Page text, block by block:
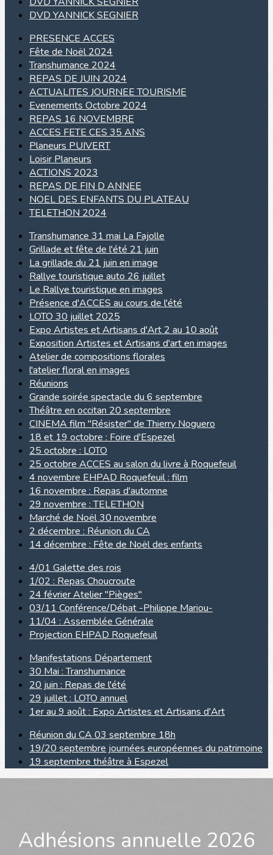
DVD YANNICK SEGNIER
PRESENCE ACCES
Fête de Noël 2024
Transhumance 2024
REPAS DE JUIN 2024
ACTUALITES JOURNEE TOURISME
Evenements Octobre 2024
REPAS 16 NOVEMBRE
ACCES FETE CES 35 ANS
Planeurs PUIVERT
Loisir Planeurs
ACTIONS 2023
REPAS DE FIN D ANNEE
NOEL DES ENFANTS DU PLATEAU
TELETHON 2024
Transhumance 31 mai La Fajolle
Grillade et fête de l'été 21 juin
La grillade du 21 juin en image
Rallye touristique auto 26 juillet
Le Rallye touristique en images
Présence d'ACCES au cours de l'été
LOTO 30 juillet 2025
Expo Artistes et Artisans d'Art 2 au 10 août
Exposition Artistes et Artisans d'art en images
Atelier de compositions florales
l'atelier floral en images
Réunions
Grande soirée spectacle du 6 septembre
Théâtre en occitan 20 septembre
CINEMA film "Résister" de Thierry Noguero
18 et 19 octobre : Foire d'Espezel
25 octobre : LOTO
25 octobre ACCES au salon du livre à Roquefeuil
4 novembre EHPAD Roquefeuil : film
16 novembre : Repas d'automne
29 novembre : TELETHON
Marché de Noël 30 novembre
2 décembre : Réunion du CA
14 décembre : Fête de Noël des enfants
4/01 Galette des rois
1/02 : Repas Choucroute
24 février Atelier "Pièges"
03/11 Conférence/Débat -Philippe Mariou-
11/04 : Assemblée Générale
Projection EHPAD Roquefeuil
Manifestations Département
30 Mai : Transhumance
20 juin : Repas de l'été
29 juillet : LOTO annuel
1er au 9 août : Expo Artistes et Artisans d'Art
Réunion du CA 03 septembre 18h
19/20 septembre journées européennes du patrimoine
19 septembre théâtre à Espezel
Adhésions annuelle 2026